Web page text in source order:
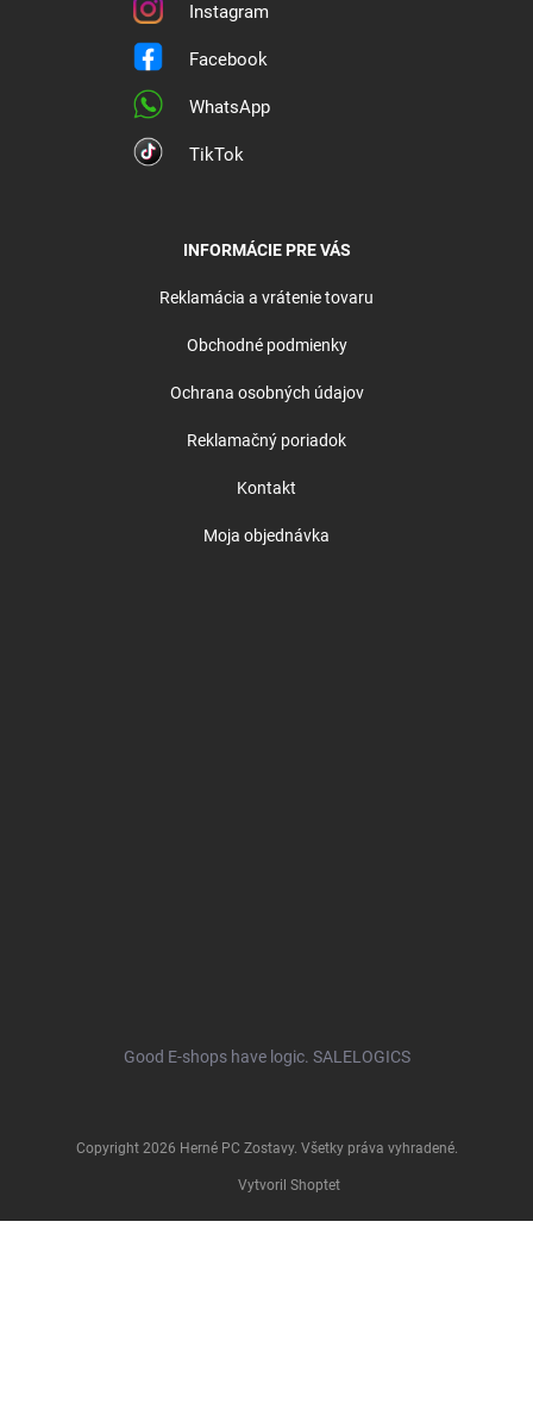
Instagram
Facebook
WhatsApp
TikTok
INFORMÁCIE PRE VÁS
Reklamácia a vrátenie tovaru
Obchodné podmienky
Ochrana osobných údajov
Reklamačný poriadok
Kontakt
Moja objednávka
Good E-shops have logic. SALELOGICS
Vytvoril Shoptet
Copyright 2026 Herné PC Zostavy. Všetky práva vyhradené.